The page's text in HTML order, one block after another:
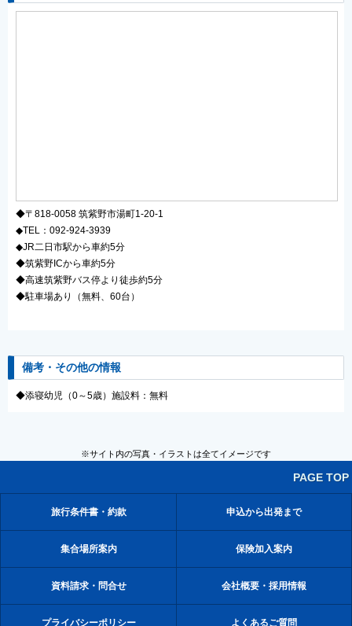
◆〒818-0058 筑紫野市湯町1-20-1
◆TEL：092-924-3939
◆JR二日市駅から車約5分
◆筑紫野ICから車約5分
◆高速筑紫野バス停より徒歩約5分
◆駐車場あり（無料、60台）
備考・その他の情報
◆添寝幼児（0～5歳）施設料：無料
PAGE TOP
※サイト内の写真・イラストは全てイメージです
旅行条件書・約款 申込から出発まで
集合場所案内 保険加入案内
資料請求・問合せ 会社概要・採用情報
プライバシーポリシー よくあるご質問